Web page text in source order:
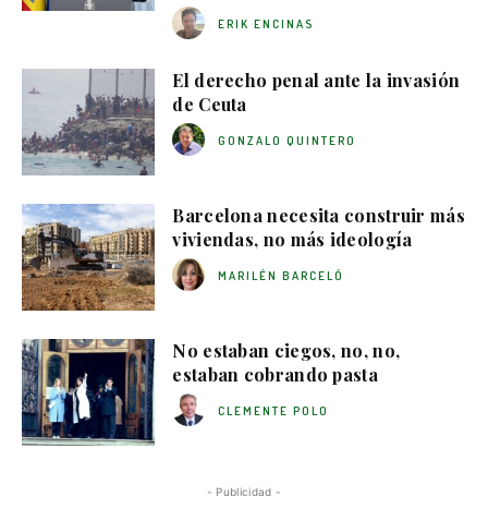
ERIK ENCINAS
El derecho penal ante la invasión
de Ceuta
GONZALO QUINTERO
Barcelona necesita construir más
viviendas, no más ideología
MARILÉN BARCELÓ
No estaban ciegos, no, no,
estaban cobrando pasta
CLEMENTE POLO
- Publicidad -